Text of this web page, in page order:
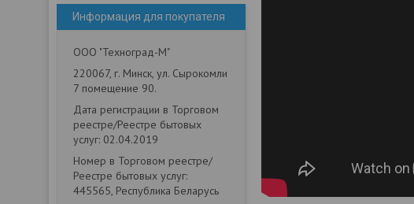
Информация для покупателя
ООО "Техноград-М"
220067, г. Минск, ул. Сырокомли
7 помещение 90.
Дата регистрации в Торговом
реестре/Реестре бытовых
услуг: 02.04.2019
Номер в Торговом реестре/
Реестре бытовых услуг:
445565, Республика Беларусь